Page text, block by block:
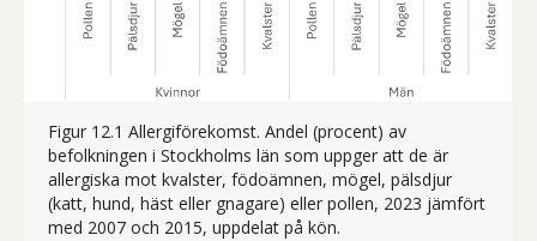
Figur 12.1 Allergiförekomst. Andel (procent) av
befolkningen i Stockholms län som uppger att de är
allergiska mot kvalster, födoämnen, mögel, pälsdjur
(katt, hund, häst eller gnagare) eller pollen, 2023 jämfört
med 2007 och 2015, uppdelat på kön.